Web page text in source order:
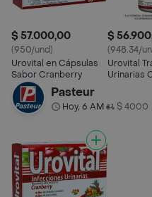
$ 57.000,00
(950/und)
Urovital en Cápsulas
Sabor Cranberry
$
(948.34/
Urovital
Urinarias
Pasteur
Hoy, 6 AM• $ 4000